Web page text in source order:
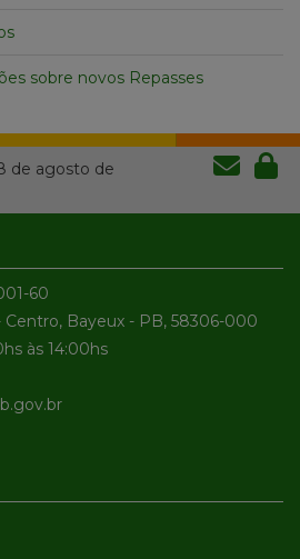
sobre novos Repasses
de agosto de
60
Centro, Bayeux - PB, 58306-000
às 14:00hs